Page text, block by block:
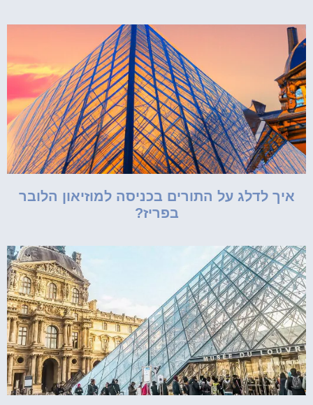
איך לדלג על התורים בכניסה למוזיאון הלובר
בפריז?